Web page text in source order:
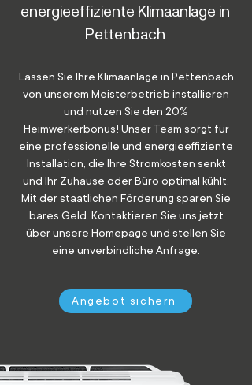
energieeffiziente Klimaanlage in
Pettenbach
Lassen Sie Ihre Klimaanlage in Pettenbach
von unserem Meisterbetrieb installieren
und nutzen Sie den 20%
Heimwerkerbonus! Unser Team sorgt für
eine professionelle und energieeffiziente
Installation, die Ihre Stromkosten senkt
und Ihr Zuhause oder Büro optimal kühlt.
Mit der staatlichen Förderung sparen Sie
bares Geld. Kontaktieren Sie uns jetzt
über unsere Homepage und stellen Sie
eine unverbindliche Anfrage.
Angebot sichern